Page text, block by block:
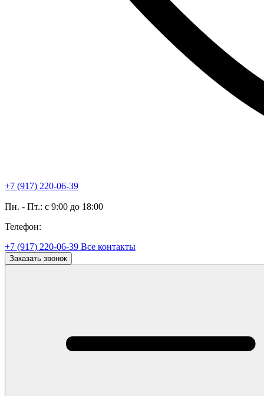
+7 (917) 220-06-39
Пн. - Пт.: с 9:00 до 18:00
Телефон:
+7 (917) 220-06-39 Все контакты
Заказать звонок